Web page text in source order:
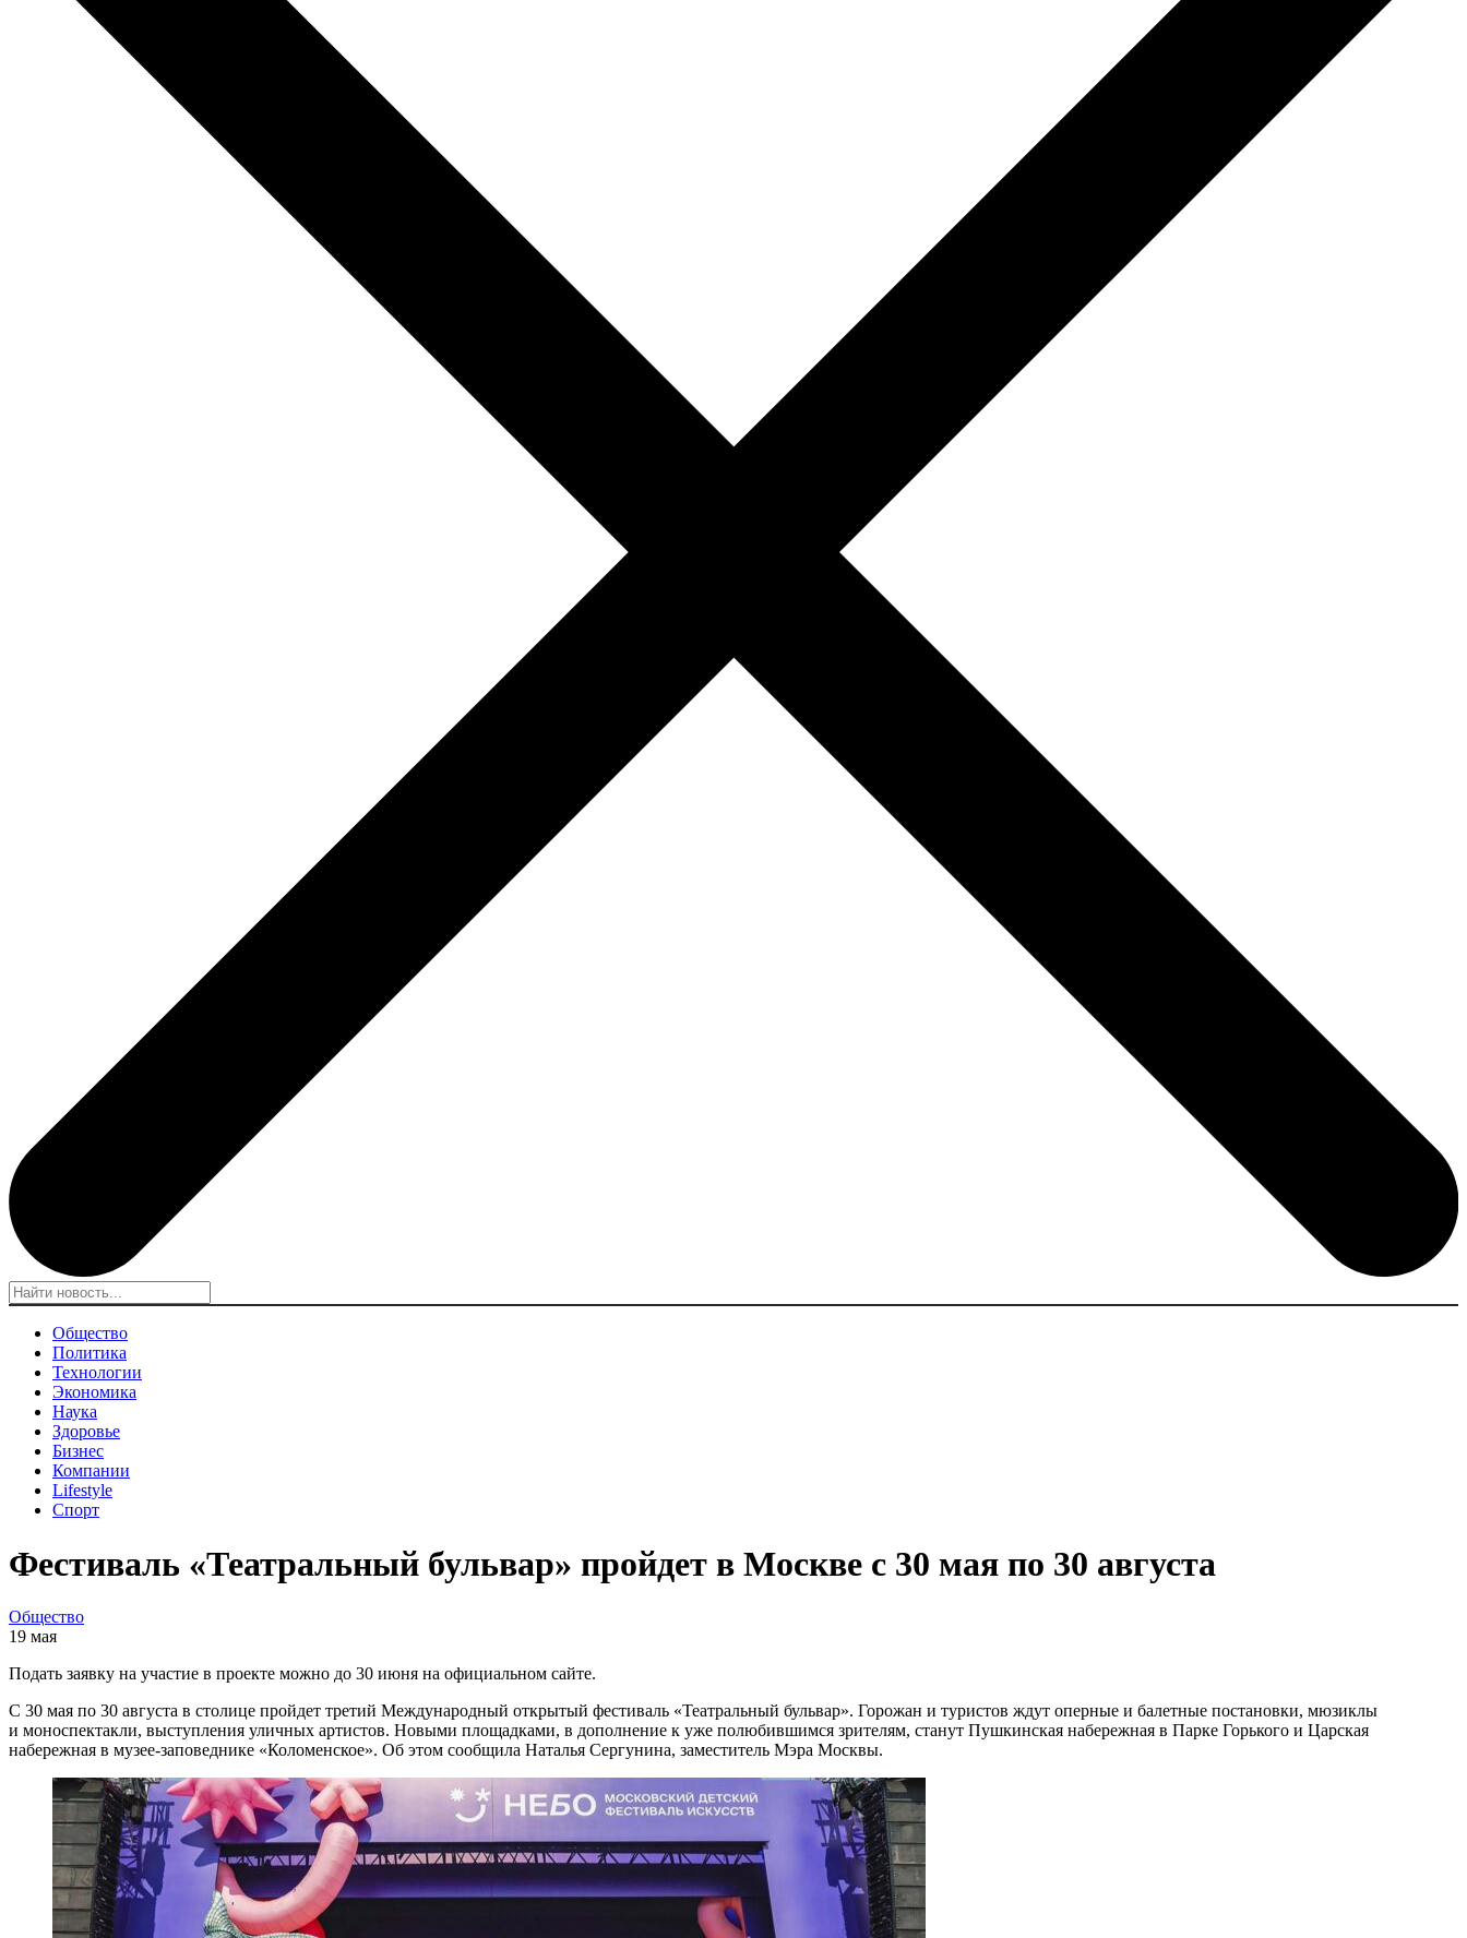
Общество
Политика
Технологии
Экономика
Наука
Здоровье
Бизнес
Компании
Lifestyle
Спорт
Фестиваль «Театральный бульвар» пройдет в Москве с 30 мая по 30 августа
Общество
19 мая
Подать заявку на участие в проекте можно до 30 июня на официальном сайте.
С 30 мая по 30 августа в столице пройдет третий Международный открытый фестиваль «Театральный бульвар». Горожан и туристов ждут оперные и балетные постановки, мюзиклы
и моноспектакли, выступления уличных артистов. Новыми площадками, в дополнение к уже полюбившимся зрителям, станут Пушкинская набережная в Парке Горького и Царская
набережная в музее-заповеднике «Коломенское». Об этом сообщила Наталья Сергунина, заместитель Мэра Москвы.